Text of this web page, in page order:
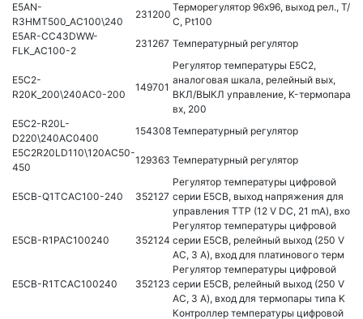
E5AN-
R3HMT500_AC100\240
231200
Терморегулятор 96х96, выход рел., Т/
С, Pt100
E5AR-CC43DWW-
FLK_AC100-2
231267 Температурный регулятор
E5C2-
R20K_200\240AC0-200
149701
Регулятор температуры E5C2,
аналоговая шкала, релейный вых,
ВКЛ/ВЫКЛ управление, K-термопара
вх, 200
E5C2-R20L-
D220\240AC0400
154308Температурный регулятор
E5C2R20LD110\120AC50-
450
129363 Температурный регулятор
E5CB-Q1TCAC100-240 352127
Регулятор температуры цифровой
серии E5CB, выход напряжения для
управления ТТР (12 V DC, 21 mA), вхо
E5CB-R1PAC100240 352124
Регулятор температуры цифровой
серии E5CB, релейный выход (250 V
AC, 3 A), вход для платинового терм
E5CB-R1TCAC100240 352123
Регулятор температуры цифровой
серии E5CB, релейный выход (250 V
AC, 3 A), вход для термопары типа K
Контроллер температуры цифровой